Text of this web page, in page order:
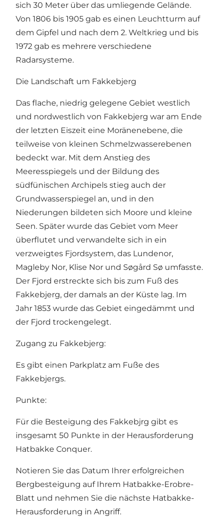
sich 30 Meter über das umliegende Gelände.
Von 1806 bis 1905 gab es einen Leuchtturm auf
dem Gipfel und nach dem 2. Weltkrieg und bis
1972 gab es mehrere verschiedene
Radarsysteme.
Die Landschaft um Fakkebjerg
Das flache, niedrig gelegene Gebiet westlich
und nordwestlich von Fakkebjerg war am Ende
der letzten Eiszeit eine Moränenebene, die
teilweise von kleinen Schmelzwasserebenen
bedeckt war. Mit dem Anstieg des
Meeresspiegels und der Bildung des
südfünischen Archipels stieg auch der
Grundwasserspiegel an, und in den
Niederungen bildeten sich Moore und kleine
Seen. Später wurde das Gebiet vom Meer
überflutet und verwandelte sich in ein
verzweigtes Fjordsystem, das Lundenor,
Magleby Nor, Klise Nor und Søgård Sø umfasste.
Der Fjord erstreckte sich bis zum Fuß des
Fakkebjerg, der damals an der Küste lag. Im
Jahr 1853 wurde das Gebiet eingedämmt und
der Fjord trockengelegt.
Zugang zu Fakkebjerg:
Es gibt einen Parkplatz am Fuße des
Fakkebjergs.
Punkte:
Für die Besteigung des Fakkebjrg gibt es
insgesamt 50 Punkte in der Herausforderung
Hatbakke Conquer.
Notieren Sie das Datum Ihrer erfolgreichen
Bergbesteigung auf Ihrem Hatbakke-Erobre-
Blatt und nehmen Sie die nächste Hatbakke-
Herausforderung in Angriff.